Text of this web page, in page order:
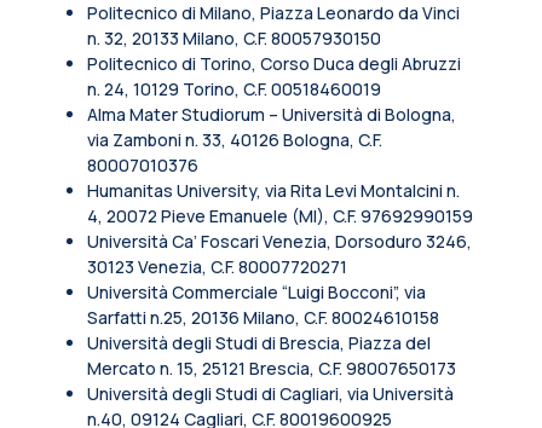
Politecnico di Milano, Piazza Leonardo da Vinci
n. 32, 20133 Milano, C.F. 80057930150
Politecnico di Torino, Corso Duca degli Abruzzi
n. 24, 10129 Torino, C.F. 00518460019
Alma Mater Studiorum – Università di Bologna,
via Zamboni n. 33, 40126 Bologna, C.F.
80007010376
Humanitas University, via Rita Levi Montalcini n.
4, 20072 Pieve Emanuele (MI), C.F. 97692990159
Università Ca’ Foscari Venezia, Dorsoduro 3246,
30123 Venezia, C.F. 80007720271
Università Commerciale “Luigi Bocconi”, via
Sarfatti n.25, 20136 Milano, C.F. 80024610158
Università degli Studi di Brescia, Piazza del
Mercato n. 15, 25121 Brescia, C.F. 98007650173
Università degli Studi di Cagliari, via Università
n.40, 09124 Cagliari, C.F. 80019600925